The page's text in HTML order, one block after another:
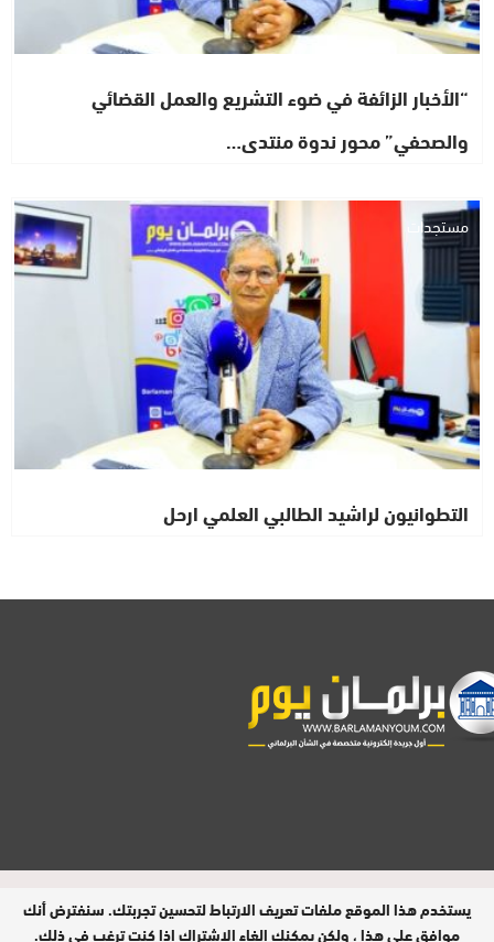
“الأخبار الزائفة في ضوء التشريع والعمل القضائي
والصحفي” محور ندوة منتدى…
مستجدات
التطوانيون لراشيد الطالبي العلمي ارحل
مدير النشر : فتح الله الرفاعي | عدد الزوار
اليومي : 9 آلاف
يستخدم هذا الموقع ملفات تعريف الارتباط لتحسين تجربتك. سنفترض أنك
موافق على هذا ، ولكن يمكنك إلغاء الاشتراك إذا كنت ترغب في ذلك.